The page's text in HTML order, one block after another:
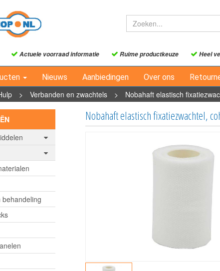
Actuele voorraad informatie Ruime productkeuze Heel
Nieuws Aanbiedingen Over ons
> Verbanden en zwachtels > Nobahaft elastisch
behandeling
Nobahaft elastisch fixatiezwachtel,